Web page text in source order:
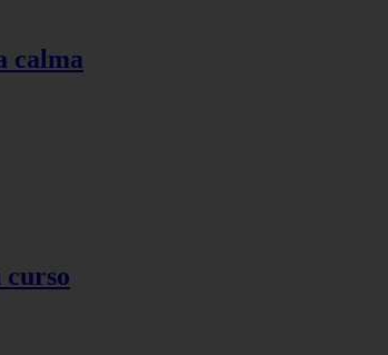
calma
curso